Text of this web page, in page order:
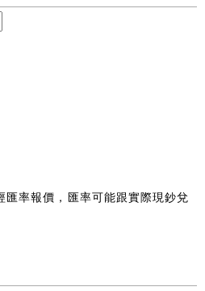
率報價，匯率可能跟實際現鈔兌